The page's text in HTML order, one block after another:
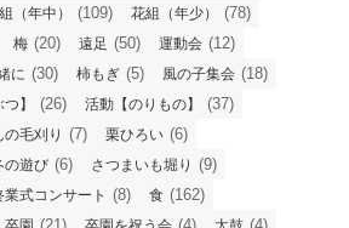
（年中） (109) 花組（年少） (78)
梅 (20) 遠足 (50) 運動会 (12)
に (30) 柿もぎ (5) 風の子集会 (18)
】 (26) 活動【のりもの】 (37)
の毛刈り (7) 栗ひろい (6)
の遊び (6) さつまいも堀り (9)
業式コンサート (8) 食 (162)